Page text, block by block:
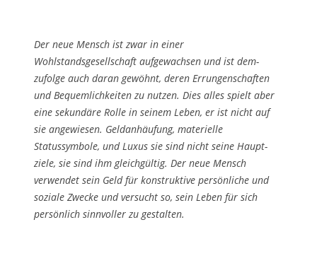
Der neue Mensch ist zwar in einer
Wohlstandsgesellschaft aufgewachsen und ist dem­
zufolge auch daran gewöhnt, deren Errungenschaften
und Bequemlichkeiten zu nut­zen. Dies alles spielt aber
eine sekundäre Rolle in seinem Leben, er ist nicht auf
sie an­gewiesen. Geldanhäufung, materielle
Statussymbole, und Luxus sie sind nicht seine Haupt­
ziele, sie sind ihm gleichgültig. Der neue Mensch
verwendet sein Geld für kon­struktive persönliche und
soziale Zwecke und versucht so, sein Leben für sich
persön­lich sinnvoller zu gestalten.